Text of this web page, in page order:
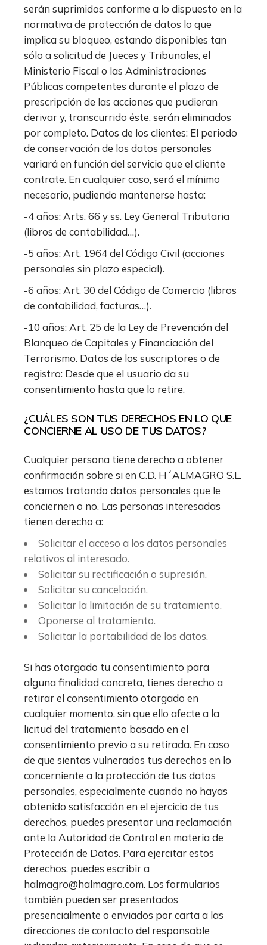
serán suprimidos conforme a lo dispuesto en la
normativa de protección de datos lo que
implica su bloqueo, estando disponibles tan
sólo a solicitud de Jueces y Tribunales, el
Ministerio Fiscal o las Administraciones
Públicas competentes durante el plazo de
prescripción de las acciones que pudieran
derivar y, transcurrido éste, serán eliminados
por completo. Datos de los clientes: El periodo
de conservación de los datos personales
variará en función del servicio que el cliente
contrate. En cualquier caso, será el mínimo
necesario, pudiendo mantenerse hasta:
-4 años: Arts. 66 y ss. Ley General Tributaria
(libros de contabilidad…).
-5 años: Art. 1964 del Código Civil (acciones
personales sin plazo especial).
-6 años: Art. 30 del Código de Comercio (libros
de contabilidad, facturas…).
-10 años: Art. 25 de la Ley de Prevención del
Blanqueo de Capitales y Financiación del
Terrorismo. Datos de los suscriptores o de
registro: Desde que el usuario da su
consentimiento hasta que lo retire.
¿CUÁLES SON TUS DERECHOS EN LO QUE
CONCIERNE AL USO DE TUS DATOS?
Cualquier persona tiene derecho a obtener
confirmación sobre si en C.D. H´ALMAGRO S.L.
estamos tratando datos personales que le
conciernen o no. Las personas interesadas
tienen derecho a:
Solicitar el acceso a los datos personales
relativos al interesado.
Solicitar su rectificación o supresión.
Solicitar su cancelación.
Solicitar la limitación de su tratamiento.
Oponerse al tratamiento.
Solicitar la portabilidad de los datos.
Si has otorgado tu consentimiento para
alguna finalidad concreta, tienes derecho a
retirar el consentimiento otorgado en
cualquier momento, sin que ello afecte a la
licitud del tratamiento basado en el
consentimiento previo a su retirada. En caso
de que sientas vulnerados tus derechos en lo
concerniente a la protección de tus datos
personales, especialmente cuando no hayas
obtenido satisfacción en el ejercicio de tus
derechos, puedes presentar una reclamación
ante la Autoridad de Control en materia de
Protección de Datos. Para ejercitar estos
derechos, puedes escribir a
halmagro@halmagro.com. Los formularios
también pueden ser presentados
presencialmente o enviados por carta a las
direcciones de contacto del responsable